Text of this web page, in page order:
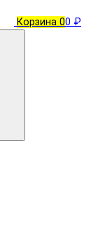
Корзина 00 ₽